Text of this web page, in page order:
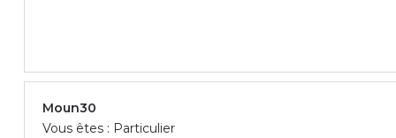
Moun30
Vous êtes : Particulier